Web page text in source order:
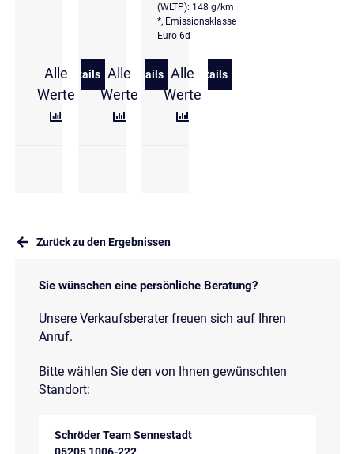
Alle
Werte
Details
zu Hyundai i30 1.0 T-GDi Select
Alle
Werte
Details
zu Hyundai i30 1.0 T-GDi Trend
(WLTP): 148 g/km
*, Emissionsklasse
Euro 6d
Alle
Werte
Details
zu Hyundai i30 Kombi 1.5
Zurück zu den Ergebnissen
Sie wünschen eine persönliche Beratung?
Unsere Verkaufsberater freuen sich auf Ihren
Anruf.
Bitte wählen Sie den von Ihnen gewünschten
Standort:
Schröder Team Sennestadt